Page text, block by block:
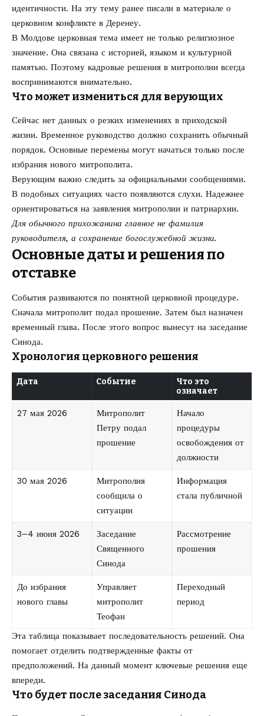
идентичности. На эту тему ранее писали в материале о
церковном конфликте в Деренеу.
В Молдове церковная тема имеет не только религиозное
значение. Она связана с историей, языком и культурной
памятью. Поэтому кадровые решения в митрополии всегда
воспринимаются внимательно.
Что может измениться для верующих
Сейчас нет данных о резких изменениях в приходской
жизни. Временное руководство должно сохранить обычный
порядок. Основные перемены могут начаться только после
избрания нового митрополита.
Верующим важно следить за официальными сообщениями.
В подобных ситуациях часто появляются слухи. Надежнее
ориентироваться на заявления митрополии и патриархии.
Для обычного прихожанина главное не фамилия
руководителя, а сохранение богослужебной жизни.
Основные даты и решения по
отставке
События развиваются по понятной церковной процедуре.
Сначала митрополит подал прошение. Затем был назначен
временный глава. После этого вопрос вынесут на заседание
Синода.
Хронология церковного решения
Дата Событие
Что это
означает
27 мая 2026
Митрополит
Петру подал
прошение
Начало
процедуры
освобождения от
должности
30 мая 2026
Митрополия
сообщила о
ситуации
Информация
стала публичной
3–4 июня 2026
Заседание
Священного
Синода
Рассмотрение
прошения
До избрания
нового главы
Управляет
митрополит
Теофан
Переходный
период
Эта таблица показывает последовательность решений. Она
помогает отделить подтвержденные факты от
предположений. На данный момент ключевые решения еще
впереди.
Что будет после заседания Синода